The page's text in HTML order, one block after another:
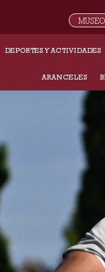
MUSEO
DEPORTES Y ACTIVIDADES
ARANCELES